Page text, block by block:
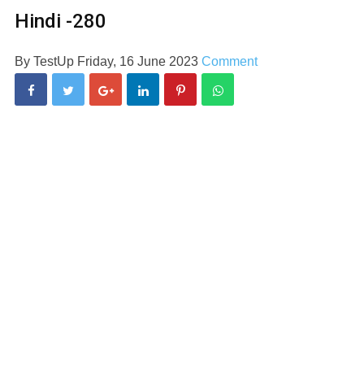
Hindi -280
By TestUp Friday, 16 June 2023 Comment